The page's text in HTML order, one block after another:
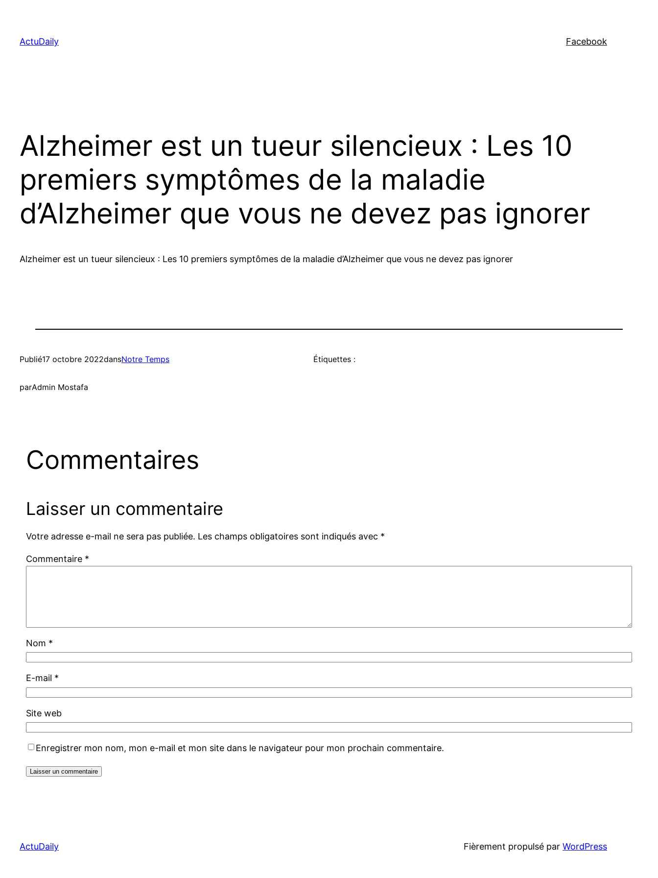
contenu
ActuDaily Facebook
Alzheimer est un tueur silencieux : Les 10
premiers symptômes de la maladie
d’Alzheimer que vous ne devez pas ignorer
Alzheimer est un tueur silencieux : Les 10 premiers symptômes de la maladie d’Alzheimer que vous ne devez pas ignorer
Publié17 octobre 2022dansNotre Temps
parAdmin Mostafa
Étiquettes :
Commentaires
Laisser un commentaire
Votre adresse e-mail ne sera pas publiée. Les champs obligatoires sont indiqués avec *
Commentaire *
Nom *
E-mail *
Site web
Enregistrer mon nom, mon e-mail et mon site dans le navigateur pour mon prochain commentaire.
ActuDaily Fièrement propulsé par WordPress